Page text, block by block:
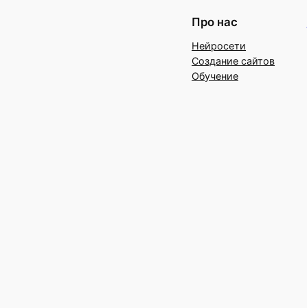
Про нас
Нейросети
Создание сайтов
Обучение